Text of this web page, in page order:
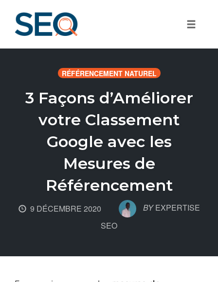
RÉFÉRENCEMENT NATUREL
3 Façons d’Améliorer
votre Classement
Google avec les
Mesures de
Référencement
9 DÉCEMBRE 2020 BY EXPERTISE
SEO